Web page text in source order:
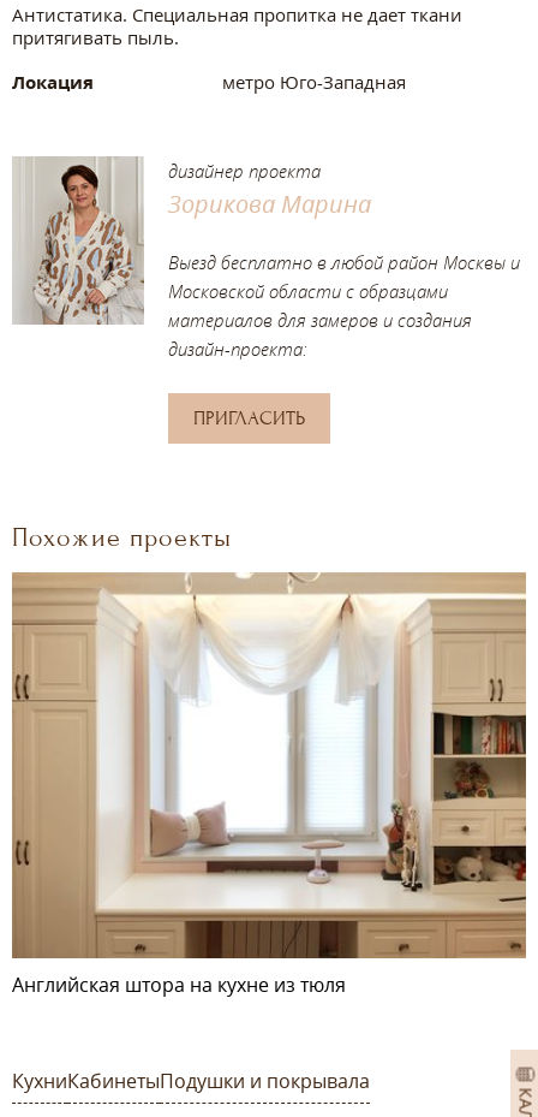
Антистатика. Специальная пропитка не дает ткани
притягивать пыль.
Локация
метро Юго-Западная
дизайнер проекта
Зорикова Марина
Выезд бесплатно в любой район Москвы и
Московской области с образцами
материалов для замеров и создания
дизайн-проекта:
ПРИГЛАСИТЬ
Похожие проекты
Английская штора на кухне из тюля
КухниКабинетыПодушки и покрывала